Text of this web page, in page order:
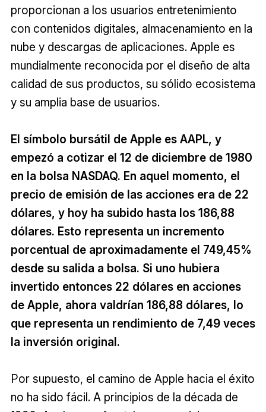
proporcionan a los usuarios entretenimiento
con contenidos digitales, almacenamiento en la
nube y descargas de aplicaciones. Apple es
mundialmente reconocida por el diseño de alta
calidad de sus productos, su sólido ecosistema
y su amplia base de usuarios.
El símbolo bursátil de Apple es AAPL, y
empezó a cotizar el 12 de diciembre de 1980
en la bolsa NASDAQ. En aquel momento, el
precio de emisión de las acciones era de 22
dólares, y hoy ha subido hasta los 186,88
dólares. Esto representa un incremento
porcentual de aproximadamente el 749,45%
desde su salida a bolsa. Si uno hubiera
invertido entonces 22 dólares en acciones
de Apple, ahora valdrían 186,88 dólares, lo
que representa un rendimiento de 7,49 veces
la inversión original.
Por supuesto, el camino de Apple hacia el éxito
no ha sido fácil. A principios de la década de